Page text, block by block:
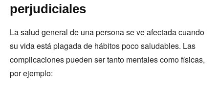
perjudiciales
La salud general de una persona se ve afectada cuando
su vida está plagada de hábitos poco saludables. Las
complicaciones pueden ser tanto mentales como físicas,
por ejemplo: